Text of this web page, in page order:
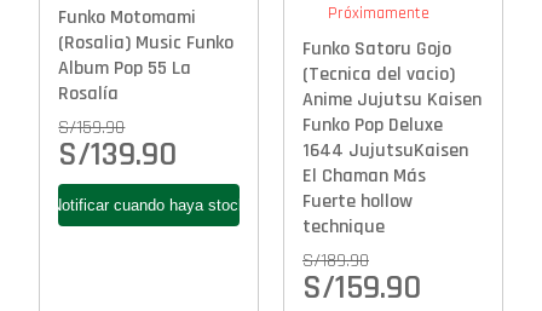
Funko Motomami
(Rosalia) Music Funko
Album Pop 55 La
Rosalía
S/159.90
S/139.90
Próximamente
Funko Satoru Gojo
(Tecnica del vacio)
Anime Jujutsu Kaisen
Funko Pop Deluxe
1644 JujutsuKaisen
El Chaman Más
Fuerte hollow
technique
S/189.90
S/159.90